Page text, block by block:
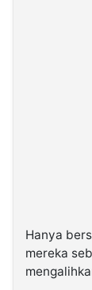
Hanya
mereka